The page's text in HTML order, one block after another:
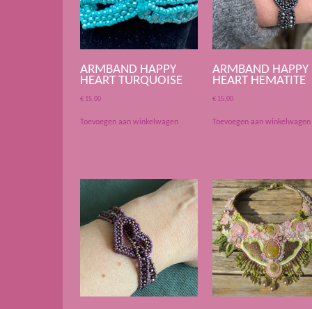
ARMBAND HAPPY
HEART TURQUOISE
€ 15,00
Toevoegen aan winkelwagen
ARMBAND HAPPY
HEART HEMATITE
€ 15,00
Toevoegen aan winkelwagen